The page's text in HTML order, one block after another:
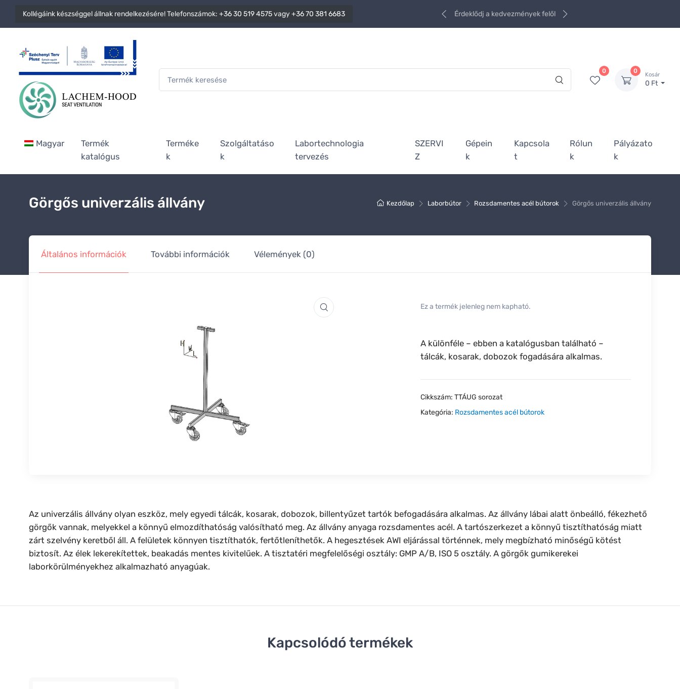
Kollégáink készséggel állnak rendelkezésére! Telefonszámok: +36 30 519 4575vagy+36 70 381 6683 Érdeklődj a kedvezmények felől
0 0
Kosár
0 Ft
Magyar
Termék
katalógus
Terméke
k
Szolgáltatáso
k
Labortechnologia
tervezés
SZERVI
Z
Gépein
k
Kapcsola
t
Rólun
k
Pályázato
k
Kezdőlap Laborbútor Rozsdamentes acél bútorok Görgős univerzális állvány
Görgős univerzális állvány
Általános információk További információk Vélemények (0)
Ez a termék jelenleg nem kapható.
A különféle – ebben a katalógusban található –
tálcák, kosarak, dobozok fogadására alkalmas.
Cikkszám: TTÁUG sorozat
Kategória: Rozsdamentes acél bútorok
Az univerzális állvány olyan eszköz, mely egyedi tálcák, kosarak, dobozok, billentyűzet tartók befogadására alkalmas. Az állvány lábai alatt önbeálló, fékezhető
görgők vannak, melyekkel a könnyű elmozdíthatóság valósítható meg. Az állvány anyaga rozsdamentes acél. A tartószerkezet a könnyű tisztíthatóság miatt
zárt szelvény keretből áll. A felületek könnyen tisztíthatók, fertőtleníthetők. A hegesztések AWI eljárással történnek, mely megbízható minőségű kötést
biztosít. Az élek lekerekítettek, beakadás mentes kivitelűek. A tisztatéri megfelelőségi osztály: GMP A/B, ISO 5 osztály. A görgők gumikerekei
laborkörülményekhez alkalmazható anyagúak.
Kapcsolódó termékek